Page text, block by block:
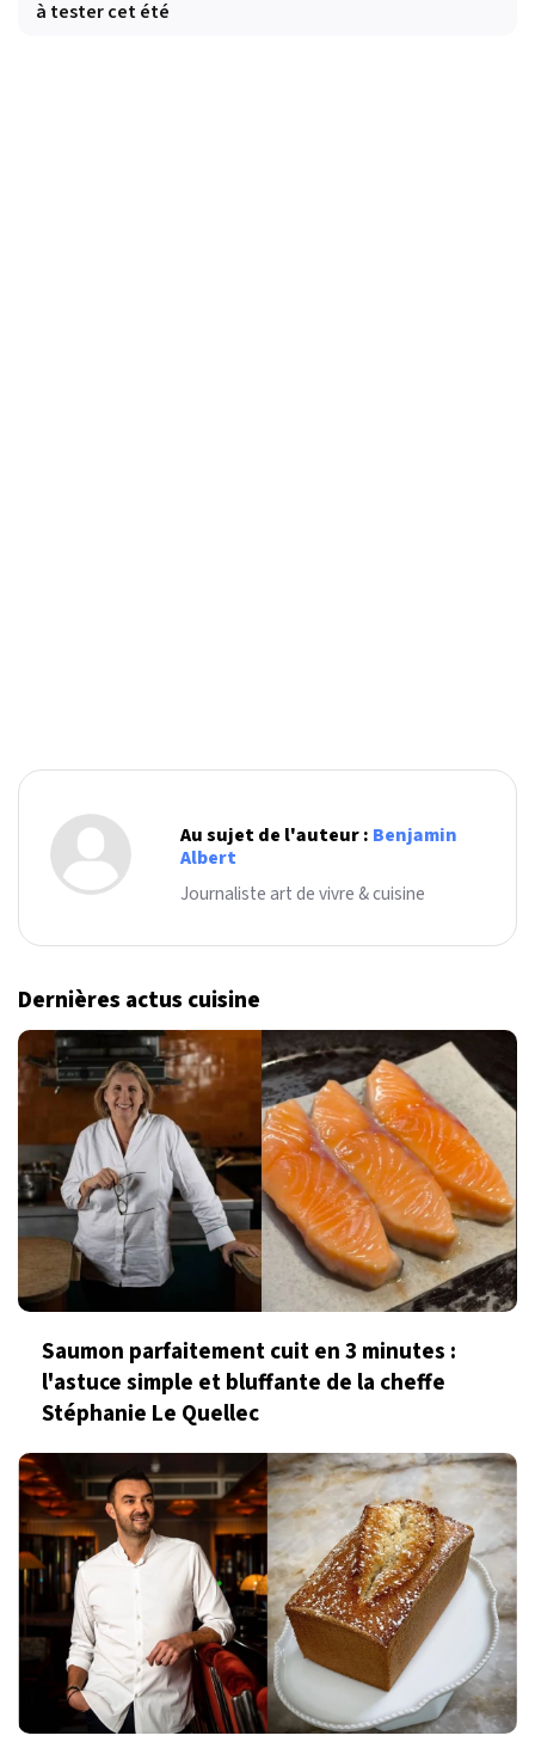
à tester cet été
Au sujet de l'auteur : Benjamin
Albert
Journaliste art de vivre & cuisine
Dernières actus cuisine
Saumon parfaitement cuit en 3 minutes :
l'astuce simple et bluffante de la cheffe
Stéphanie Le Quellec